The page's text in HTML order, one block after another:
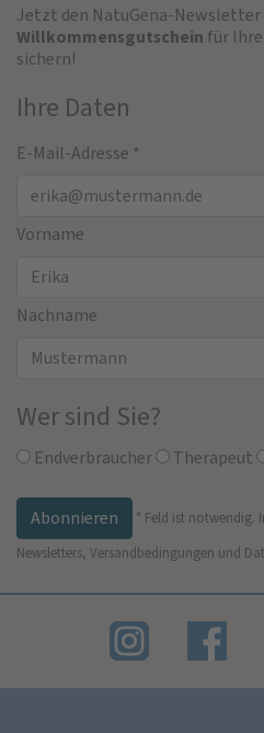
Jetzt den NatuGena-Newsletter
Willkommensgutschein für
sichern!
Ihre Daten
E-Mail-Adresse *
Vorname
Nachname
Wer sind Sie?
Endverbraucher Therapeut
* Feld ist notwendig.
Newsletters, Versandbedingungen und